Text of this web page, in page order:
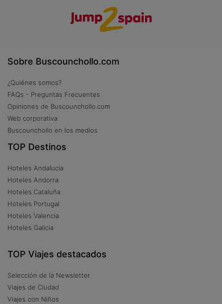
Sobre Buscounchollo.com
¿Quiénes somos?
FAQs - Preguntas Frecuentes
Opiniones de Buscounchollo.com
Web corporativa
Buscounchollo en los medios
TOP Destinos
Hoteles Andalucía
Hoteles Andorra
Hoteles Cataluña
Hoteles Portugal
Hoteles Valencia
Hoteles Galicia
TOP Viajes destacados
Selección de la Newsletter
Viajes de Ciudad
Viajes con Niños